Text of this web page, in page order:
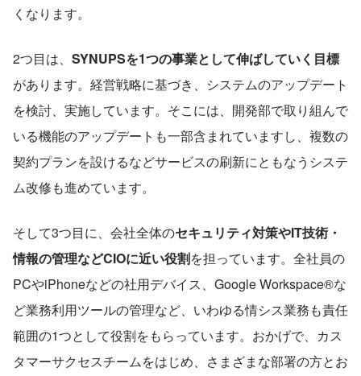
くなります。
2つ目は、 SYNUPSを1つの事業として伸ばしていく目標
があります。経営戦略に基づき、システムのアップデート
を検討、実施しています。そこには、開発部で取り組んで
いる機能のアップデートも一部含まれていますし、複数の
契約プランを設けるなどサービスの刷新にともなうシステ
ム改修も進めています。
そして3つ目に、会社全体のセキュリティ対策やIT技術・
情報の管理などCIOに近い役割を担っています。全社員の
PCやiPhoneなどの社用デバイス、Google Workspace®な
ど業務利用ツールの管理など、いわゆる情シス業務も責任
範囲の1つとして役割をもらっています。おかげで、カス
タマーサクセスチームをはじめ、さまざまな部署の方とお